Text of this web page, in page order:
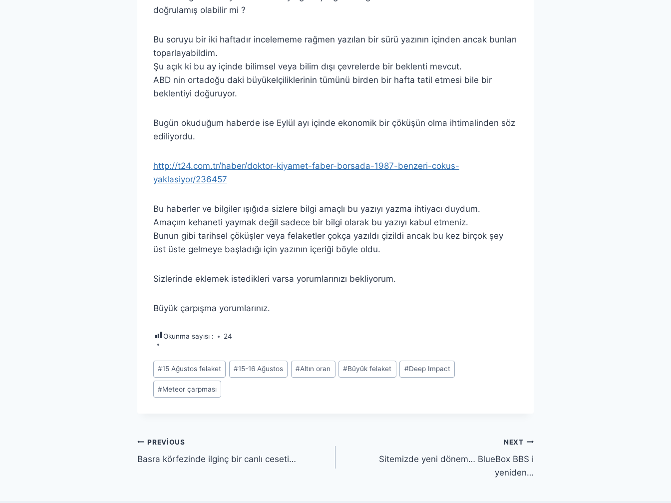
doğrulamış olabilir mi ?
Bu soruyu bir iki haftadır incelememe rağmen yazılan bir sürü yazının içinden ancak bunları
toparlayabildim.
Şu açık ki bu ay içinde bilimsel veya bilim dışı çevrelerde bir beklenti mevcut.
ABD nin ortadoğu daki büyükelçiliklerinin tümünü birden bir hafta tatil etmesi bile bir
beklentiyi doğuruyor.
Bugün okuduğum haberde ise Eylül ayı içinde ekonomik bir çöküşün olma ihtimalinden söz
ediliyordu.
http://t24.com.tr/haber/doktor-kiyamet-faber-borsada-1987-benzeri-cokus-
yaklasiyor/236457
Bu haberler ve bilgiler ışığıda sizlere bilgi amaçlı bu yazıyı yazma ihtiyacı duydum.
Amaçım kehaneti yaymak değil sadece bir bilgi olarak bu yazıyı kabul etmeniz.
Bunun gibi tarihsel çöküşler veya felaketler çokça yazıldı çizildi ancak bu kez birçok şey
üst üste gelmeye başladığı için yazının içeriği böyle oldu.
Sizlerinde eklemek istedikleri varsa yorumlarınızı bekliyorum.
Büyük çarpışma yorumlarınız.
Okunma sayısı : 24
Post
Tags:
#15 Ağustos felaket #15-16 Ağustos #Altın oran #Büyük felaket #Deep Impact
#Meteor çarpması
Yazı
gezinmesi
PREVIOUS
Basra körfezinde ilginç bir canlı ceseti…
NEXT
Sitemizde yeni dönem… BlueBox BBS i
yeniden…